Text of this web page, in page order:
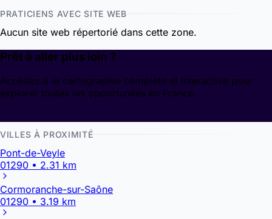
PRATICIENS AVEC SITE WEB
Aucun site web répertorié dans cette zone.
Prêt à aller plus loin ?
Accédez à la cartographie complète et interactive pour
explorer toutes les opportunités en France.
VILLES À PROXIMITÉ
Pont-de-Veyle
01290 • 2.31 km
Cormoranche-sur-Saône
01290 • 3.19 km